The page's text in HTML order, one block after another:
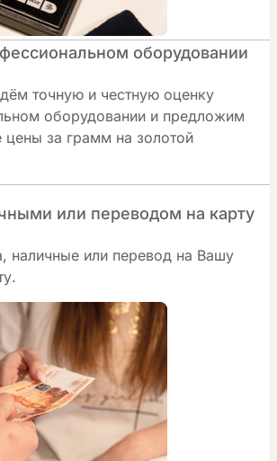
оборудовании
точную и честную оценку
оборудовании и предложим
за грамм на золотой
или переводом на карту
наличные или перевод на Вашу